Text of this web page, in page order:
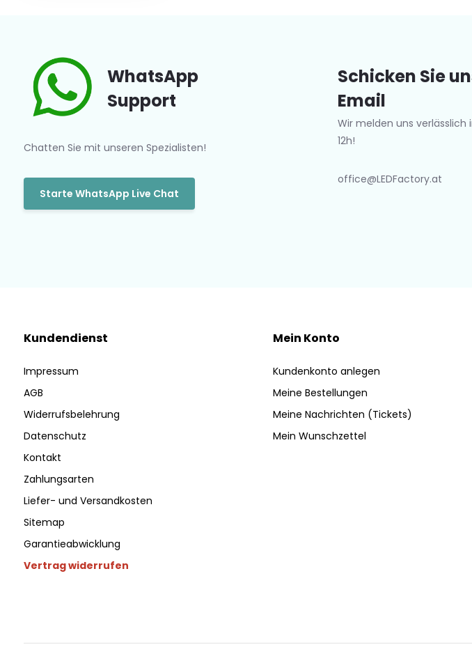
WhatsApp
Support
Chatten Sie mit unseren Spezialisten!
Starte WhatsApp Live Chat
Schicken Sie
Email
Wir melden uns verlässlich
12h!
office@LEDFactory.at
Kundendienst
Impressum
AGB
Widerrufsbelehrung
Datenschutz
Kontakt
Zahlungsarten
Liefer- und Versandkosten
Sitemap
Garantieabwicklung
Vertrag widerrufen
Mein Konto
Kundenkonto anlegen
Meine Bestellungen
Meine Nachrichten (Tickets)
Mein Wunschzettel